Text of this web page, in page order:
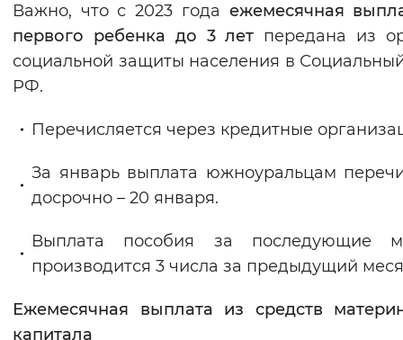
Важно, что с 2023 года ежемесячная
первого ребенка до 3 лет передана из
социальной защиты населения в
РФ.
Перечисляется через кредитные
За январь выплата южноуральцам
досрочно – 20 января.
Выплата пособия за последующие
производится 3 числа за предыдущий
Ежемесячная выплата из средств
капитала